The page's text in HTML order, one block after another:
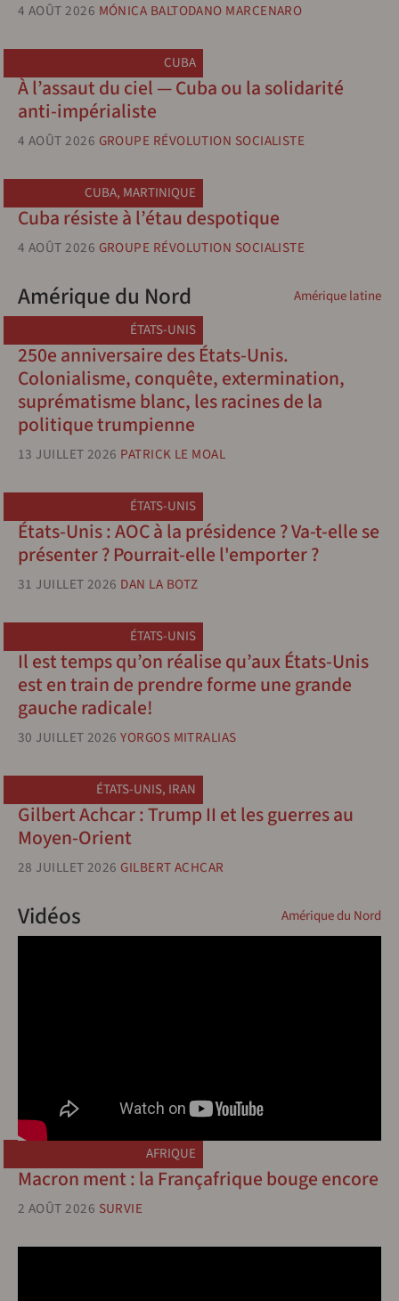
4 AOÛT 2026 MÓNICA BALTODANO MARCENARO
CUBA
À l’assaut du ciel — Cuba ou la solidarité
anti-impérialiste
4 AOÛT 2026 GROUPE RÉVOLUTION SOCIALISTE
CUBA, MARTINIQUE
Cuba résiste à l’étau despotique
4 AOÛT 2026 GROUPE RÉVOLUTION SOCIALISTE
Amérique latine
Amérique du Nord
ÉTATS-UNIS
250e anniversaire des États-Unis.
Colonialisme, conquête, extermination,
suprématisme blanc, les racines de la
politique trumpienne
13 JUILLET 2026 PATRICK LE MOAL
ÉTATS-UNIS
États-Unis : AOC à la présidence ? Va-t-elle se
présenter ? Pourrait-elle l'emporter ?
31 JUILLET 2026 DAN LA BOTZ
ÉTATS-UNIS
Il est temps qu’on réalise qu’aux États-Unis
est en train de prendre forme une grande
gauche radicale!
30 JUILLET 2026 YORGOS MITRALIAS
ÉTATS-UNIS, IRAN
Gilbert Achcar : Trump II et les guerres au
Moyen-Orient
28 JUILLET 2026 GILBERT ACHCAR
Amérique du Nord
Vidéos
AFRIQUE
Macron ment : la Françafrique bouge encore
2 AOÛT 2026 SURVIE